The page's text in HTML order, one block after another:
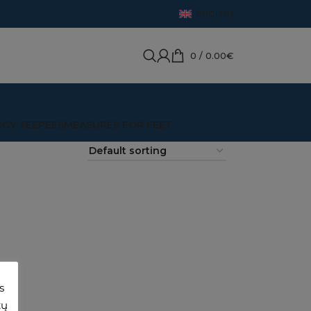
ENGLISH
0 / 0.00€
TEEPEESMEASURES FOR FEET